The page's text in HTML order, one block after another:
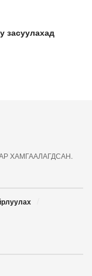
засуулахад
ХАМГААЛАГДСАН.